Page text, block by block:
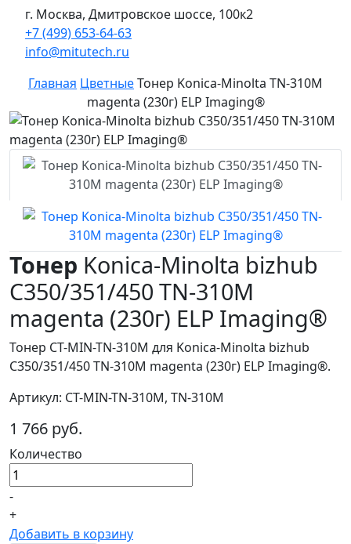
г. Москва, Дмитровское шоссе, 100к2
+7 (499) 653-64-63
info@mitutech.ru
Главная ЦветныеТонер Konica-Minolta TN-310M
magenta (230г) ELP Imaging®
Тонер Konica-Minolta bizhub
C350/351/450 TN-310M
magenta (230г) ELP Imaging®
Тонер CT-MIN-TN-310M для Konica-Minolta bizhub
C350/351/450 TN-310M magenta (230г) ELP Imaging®.
Артикул: CT-MIN-TN-310M, TN-310M
1 766 руб.
Количество
-
+
Добавить в корзину